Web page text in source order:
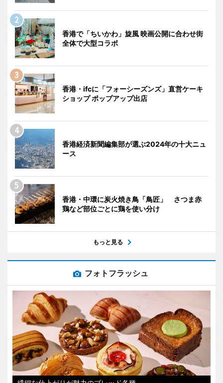
香港で「ちいかわ」旋風 映画公開に合わせ街
全体で大型コラボ
香港・ifcに「フォーシーズンズ」直営ケーキ
ショップ ポップアップ出店
香港経済新聞編集部が選ぶ2024年の十大ニュ
ース
香港・中環に炭火焼き鳥「鳥匠」 さつま赤
鶏など部位ごとに鶏を使い分け
もっと見る
フォトフラッシュ